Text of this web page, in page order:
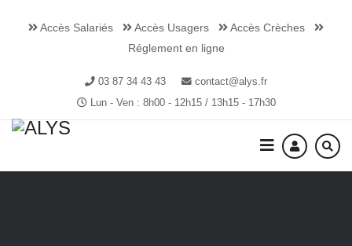
Accès Salariés Accès Usagers
Accès Crèches
Réglement en ligne
03 87 34 43 43
contact@alys.fr
Lun - Ven : 8h00 - 12h15 / 13h15 - 17h30